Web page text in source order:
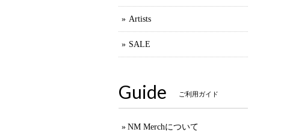
Artists
SALE
Guide ご利用ガイド
NM Merchについて